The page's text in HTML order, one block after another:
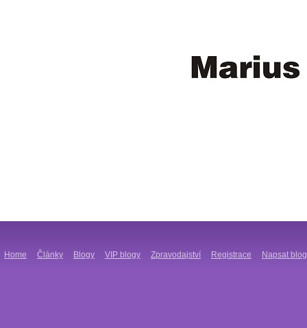
Home Články Blogy VIP blogy Zpravodajství Registrace Napsat blog